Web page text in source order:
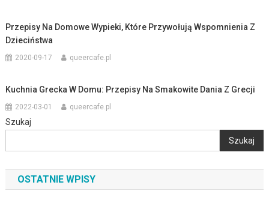
Przepisy Na Domowe Wypieki, Które Przywołują Wspomnienia Z
Dzieciństwa
2020-09-17 queercafe.pl
Kuchnia Grecka W Domu: Przepisy Na Smakowite Dania Z Grecji
2022-03-01 queercafe.pl
Szukaj
Szukaj
OSTATNIE WPISY